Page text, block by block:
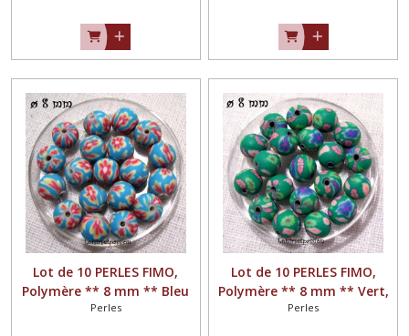
Lot de 10 PERLES FIMO,
Polymère ** 8 mm ** Bleu
turquoise, Blanc, Rose -
Perles
Lot de 10 PERLES FIMO,
Polymère ** 8 mm ** Vert,
Rose, Mauve - PF03
Perles